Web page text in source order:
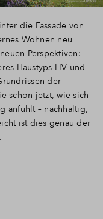
die Fassade von
Wohnen neu
Perspektiven:
Haustyps LIV und
der
schon jetzt, wie sich
anfühlt – nachhaltig,
ist dies genau der